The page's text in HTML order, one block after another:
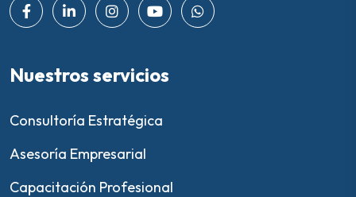
Nuestros servicios
Consultoría Estratégica
Asesoría Empresarial
Capacitación Profesional